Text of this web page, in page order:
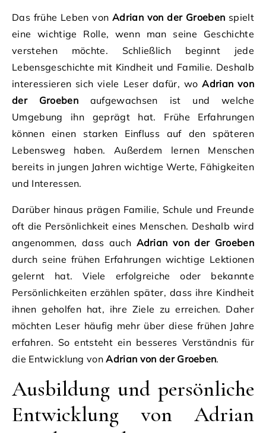
Das frühe Leben vonAdrian von der Groeben spielt
eine wichtige Rolle, wenn man seine Geschichte
verstehen möchte. Schließlich beginnt jede
Lebensgeschichte mit Kindheit und Familie. Deshalb
interessieren sich viele Leser dafür, woAdrian von
der Groeben aufgewachsen ist und welche
Umgebung ihn geprägt hat. Frühe Erfahrungen
können einen starken Einfluss auf den späteren
Lebensweg haben. Außerdem lernen Menschen
bereits in jungen Jahren wichtige Werte, Fähigkeiten
und Interessen.
Darüber hinaus prägen Familie, Schule und Freunde
oft die Persönlichkeit eines Menschen. Deshalb wird
angenommen, dass auch Adrian von der Groeben
durch seine frühen Erfahrungen wichtige Lektionen
gelernt hat. Viele erfolgreiche oder bekannte
Persönlichkeiten erzählen später, dass ihre Kindheit
ihnen geholfen hat, ihre Ziele zu erreichen. Daher
möchten Leser häufig mehr über diese frühen Jahre
erfahren. So entsteht ein besseres Verständnis für
die Entwicklung vonAdrian von der Groeben.
Ausbildung und persönliche
Entwicklung von Adrian